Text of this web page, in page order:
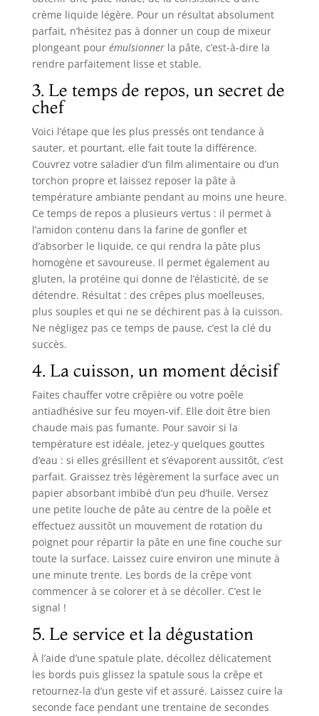
crème liquide légère. Pour un résultat absolument
parfait, n’hésitez pas à donner un coup de mixeur
plongeant pour émulsionnerla pâte, c’est-à-dire la
rendre parfaitement lisse et stable.
3. Le temps de repos, un secret de
chef
Voici l’étape que les plus pressés ont tendance à
sauter, et pourtant, elle fait toute la différence.
Couvrez votre saladier d’un film alimentaire ou d’un
torchon propre et laissez reposer la pâte à
température ambiante pendant au moins une heure.
Ce temps de repos a plusieurs vertus : il permet à
l’amidon contenu dans la farine de gonfler et
d’absorber le liquide, ce qui rendra la pâte plus
homogène et savoureuse. Il permet également au
gluten, la protéine qui donne de l’élasticité, de se
détendre. Résultat : des crêpes plus moelleuses,
plus souples et qui ne se déchirent pas à la cuisson.
Ne négligez pas ce temps de pause, c’est la clé du
succès.
4. La cuisson, un moment décisif
Faites chauffer votre crêpière ou votre poêle
antiadhésive sur feu moyen-vif. Elle doit être bien
chaude mais pas fumante. Pour savoir si la
température est idéale, jetez-y quelques gouttes
d’eau : si elles grésillent et s’évaporent aussitôt, c’est
parfait. Graissez très légèrement la surface avec un
papier absorbant imbibé d’un peu d’huile. Versez
une petite louche de pâte au centre de la poêle et
effectuez aussitôt un mouvement de rotation du
poignet pour répartir la pâte en une fine couche sur
toute la surface. Laissez cuire environ une minute à
une minute trente. Les bords de la crêpe vont
commencer à se colorer et à se décoller. C’est le
signal !
5. Le service et la dégustation
À l’aide d’une spatule plate, décollez délicatement
les bords puis glissez la spatule sous la crêpe et
retournez-la d’un geste vif et assuré. Laissez cuire la
seconde face pendant une trentaine de secondes